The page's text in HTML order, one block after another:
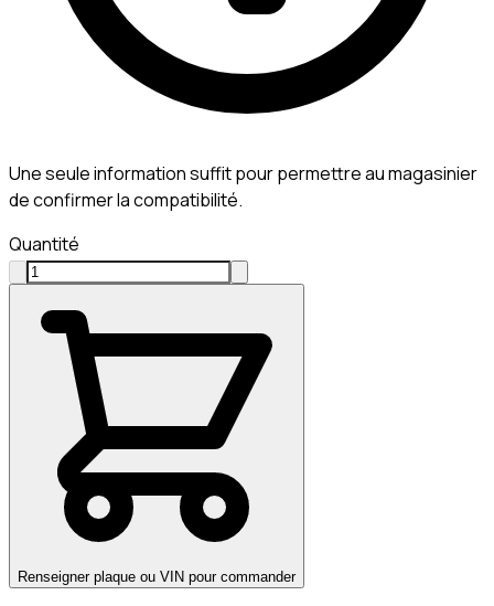
Une seule information suffit pour permettre au magasinier
de confirmer la compatibilité.
Quantité
Renseigner plaque ou VIN pour commander